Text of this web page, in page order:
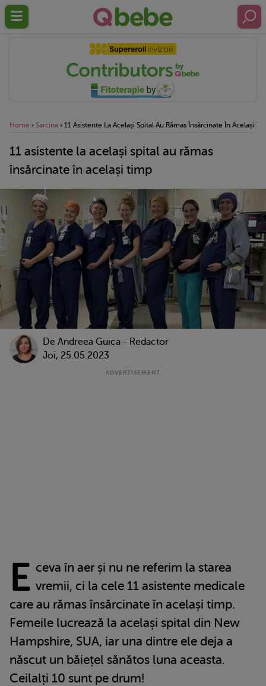
Home › Sarcina › 11 Asistente La Același Spital Au Rămas Însărcinate În Același
11 asistente la același spital au rămas
însărcinate în același timp
De Andreea Guica - Redactor
Joi, 25.05.2023
E ceva în aer și nu ne referim la starea
vremii, ci la cele 11 asistente medicale
care au rămas însărcinate în același timp.
Femeile lucrează la același spital din New
Hampshire, SUA, iar una dintre ele deja a
născut un băiețel sănătos luna aceasta.
Ceilalți 10 sunt pe drum!